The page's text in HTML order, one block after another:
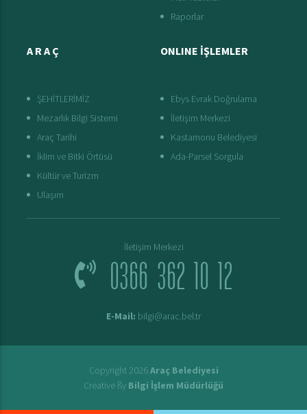
Raporlar
A R A Ç
ŞEHİTLERİMİZ
Mezarlık Bilgi Sistemi
Araç Tarihi
İklim ve Bitki Örtüsü
Kültür ve Turizm
Ulaşım
ONLINE İŞLEMLER
Ebys Evrak Doğrulama
İletişim Merkezi
Kastamonu Belediyesi
Ada-Parsel Sorgula
İletişim Merkezi
0366 362 10 12
E-Mail: bilgi@arac.bel.tr
Copyright 2026Araç Belediyesi
Creative ßy Bilgi İşlem Müdürlüğü